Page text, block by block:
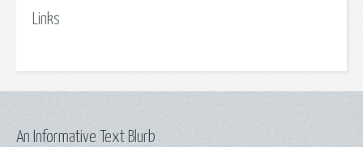
Links
An Informative Text Blurb